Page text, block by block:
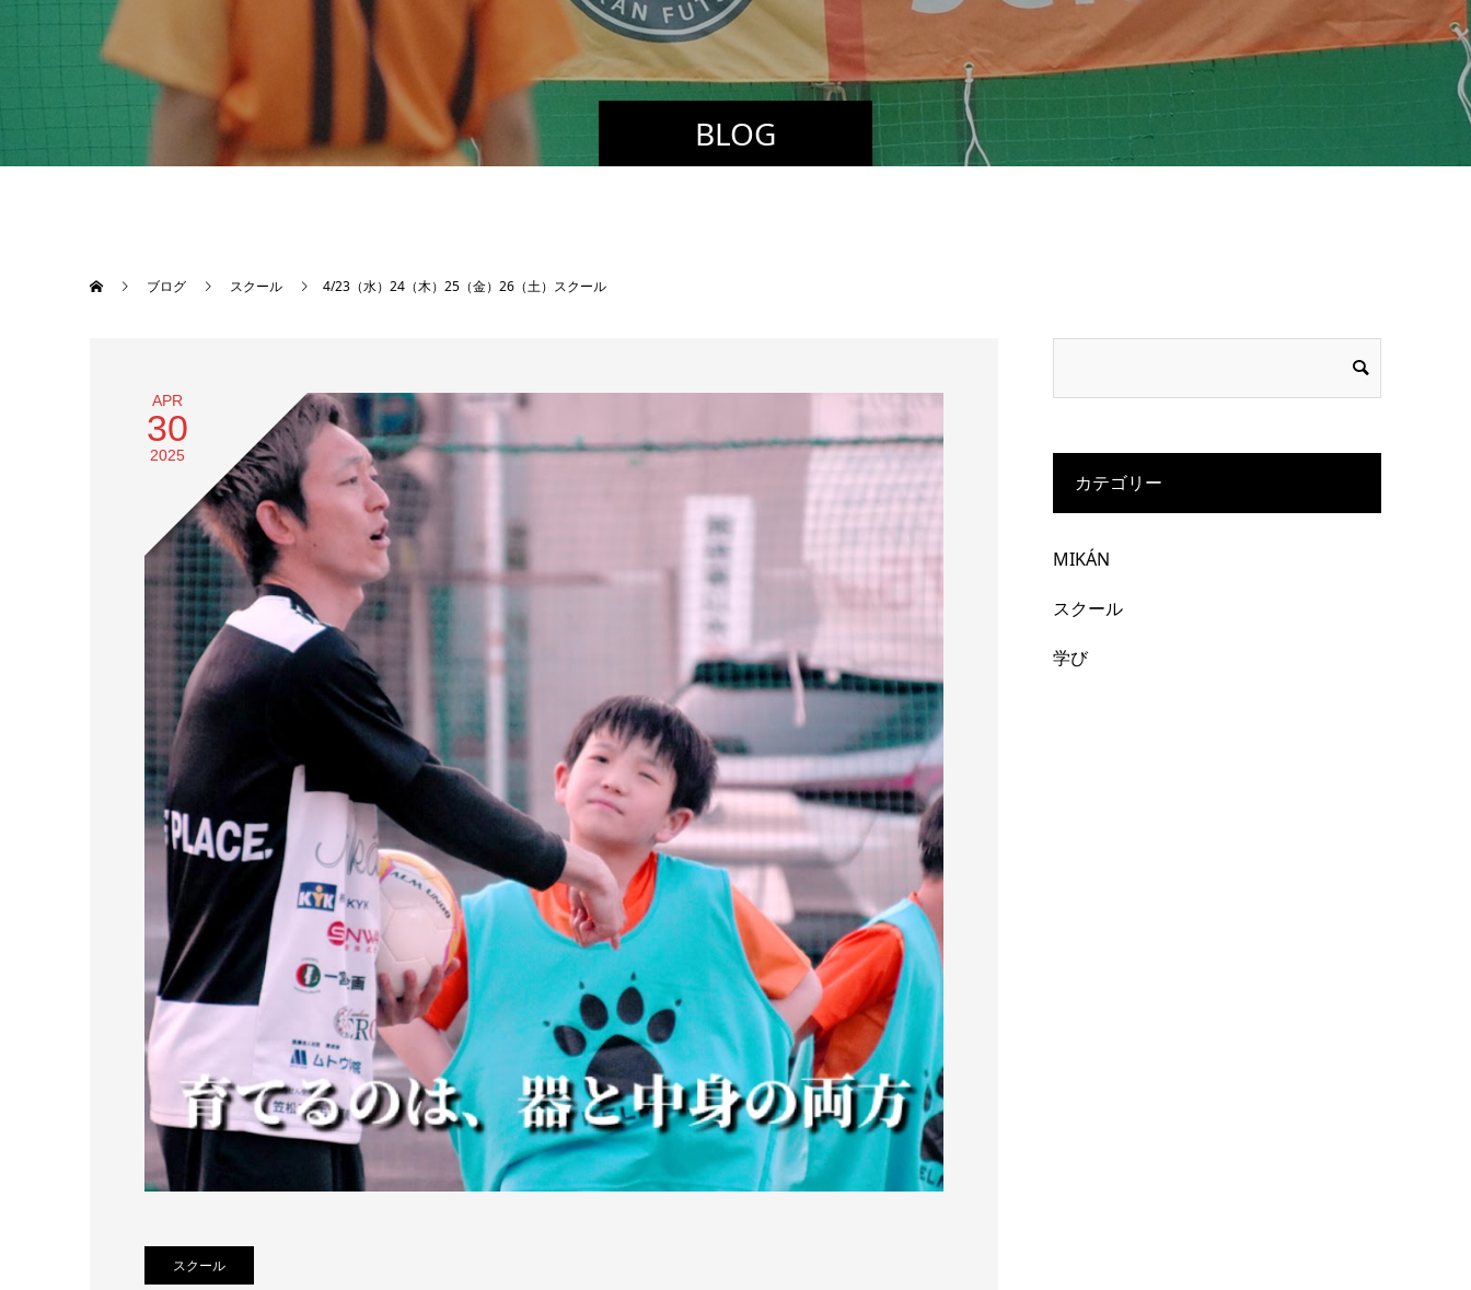
BLOG
ブログ スクール 4/23（水）24（木）25（金）26（土）スクール
APR
30
2025
スクール
カテゴリー
MIKÁN
スクール
学び